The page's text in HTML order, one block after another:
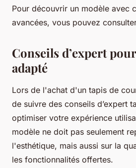
Pour découvrir un modèle avec
avancées, vous pouvez
Conseils d’expert
adapté
Lors de l'achat d'un tapis de
de suivre des conseils d’expert
optimiser votre expérience
modèle ne doit pas seulement
l'esthétique, mais aussi sur la
les fonctionnalités offertes.